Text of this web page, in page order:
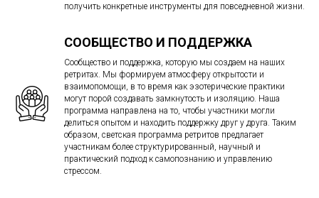
получить конкретные инструменты для повседневной жизни.
СООБЩЕСТВО И ПОДДЕРЖКА
Сообщество и поддержка, которую мы создаем на наших
ретритах. Мы формируем атмосферу открытости и
взаимопомощи, в то время как эзотерические практики
могут порой создавать замкнутость и изоляцию. Наша
программа направлена на то, чтобы участники могли
делиться опытом и находить поддержку друг у друга. Таким
образом, светская программа ретритов предлагает
участникам более структурированный, научный и
практический подход к самопознанию и управлению
стрессом.